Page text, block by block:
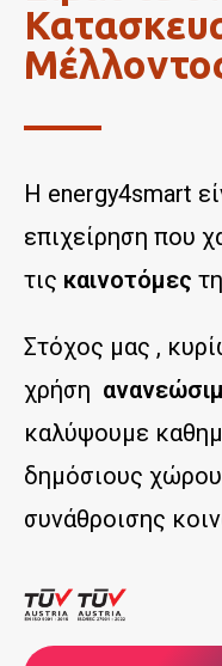
Η energy4smart
επιχείρηση που
τις καινοτόμες
Στόχος μας ,
χρήση
καλύψουμε
δημόσιους
συνάθροισης